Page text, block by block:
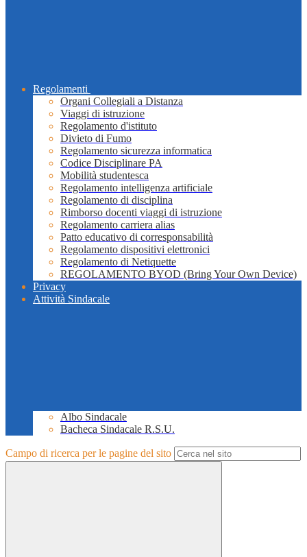
Regolamenti
Organi Collegiali a Distanza
Viaggi di istruzione
Regolamento d'istituto
Divieto di Fumo
Regolamento sicurezza informatica
Codice Disciplinare PA
Mobilità studentesca
Regolamento intelligenza artificiale
Regolamento di disciplina
Rimborso docenti viaggi di istruzione
Regolamento carriera alias
Patto educativo di corresponsabilità
Regolamento dispositivi elettronici
Regolamento di Netiquette
REGOLAMENTO BYOD (Bring Your Own Device)
Privacy
Attività Sindacale
Albo Sindacale
Bacheca Sindacale R.S.U.
Campo di ricerca per le pagine del sito